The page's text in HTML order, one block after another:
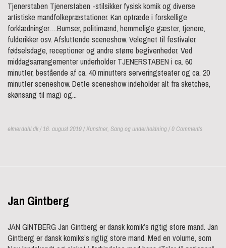
Tjenerstaben Tjenerstaben -stilsikker fysisk komik og diverse
artistiske mandfolkepræstationer. Kan optræde i forskellige
forklædninger….Bumser, politimænd, hemmelige gæster, tjenere,
fulderikker osv. Afsluttende sceneshow. Velegnet til festivaler,
fødselsdage, receptioner og andre større begivenheder. Ved
middagsarrangementer underholder TJENERSTABEN i ca. 60
minutter, bestående af ca. 40 minutters serveringsteater og ca. 20
minutter sceneshow. Dette sceneshow indeholder alt fra sketches,
skønsang til magi og...
elmerdahl.dk / 16. august 2019 /Kunstner, Sang og underholdning/ 0 Comments
Jan Gintberg
JAN GINTBERG Jan Gintberg er dansk komik’s rigtig store mand. Jan
Gintberg er dansk komiks’s rigtig store mand. Med en volume, som